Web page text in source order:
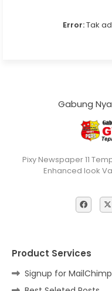
Error:Tak
Gabung
Pixy Newspaper 11
Enhanced look
Product Services
Signup for MailChimp